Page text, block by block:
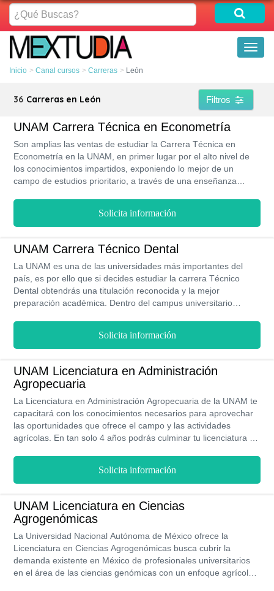
¿Qué
Buscas?
Inicio Canal cursos Carreras León
36 Carreras en León Filtros
UNAM Carrera Técnica en Econometría
Son amplias las ventas de estudiar la Carrera Técnica en
Econometría en la UNAM, en primer lugar por el alto nivel de
los conocimientos impartidos, exponiendo lo mejor de un
campo de estudios prioritario, a través de una enseñanza
Solicita información
UNAM Carrera Técnico Dental
La UNAM es una de las universidades más importantes del
país, es por ello que si decides estudiar la carrera Técnico
Dental obtendrás una titulación reconocida y la mejor
preparación académica. Dentro del campus universitario
de todo es que al ser una universidad pública, el aporte que
debes realizar para llevar a cabo tu carrera es mínimo.
Solicita información
UNAM Licenciatura en Administración
Agropecuaria
La Licenciatura en Administración Agropecuaria de la UNAM te
capacitará con los conocimientos necesarios para aprovechar
las oportunidades que ofrece el campo y las actividades
agrícolas. En tan solo 4 años podrás culminar tu licenciatura en
Solicita información
UNAM Licenciatura en Ciencias
Agrogenómicas
La Universidad Nacional Autónoma de México ofrece la
Licenciatura en Ciencias Agrogenómicas busca cubrir la
demanda existente en México de profesionales universitarios
en el área de las ciencias genómicas con un enfoque agrícola,